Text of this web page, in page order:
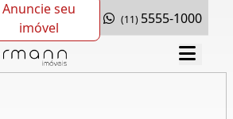
Anuncie seu
imóvel
(11) 5555-1000